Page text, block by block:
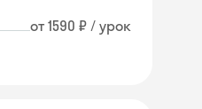
от 1590 ₽ / урок